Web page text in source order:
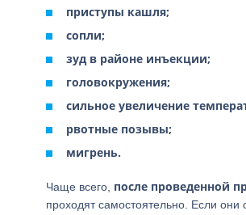
приступы кашля;
сопли;
зуд в районе инъекции;
головокружения;
сильное увеличение
рвотные позывы;
мигрень.
Чаще всего, после проведенной
проходят самостоятельно. Если